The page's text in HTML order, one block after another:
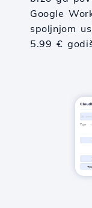
Google
spoljnjom
5.99 €